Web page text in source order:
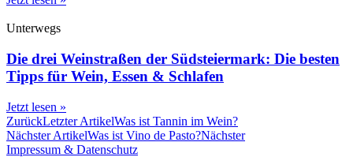
Unterwegs
Die drei Weinstraßen der Südsteiermark: Die besten
Tipps für Wein, Essen & Schlafen
Jetzt lesen »
ZurückLetzter ArtikelWas ist Tannin im Wein?
Nächster ArtikelWas ist Vino de Pasto?Nächster
Impressum & Datenschutz